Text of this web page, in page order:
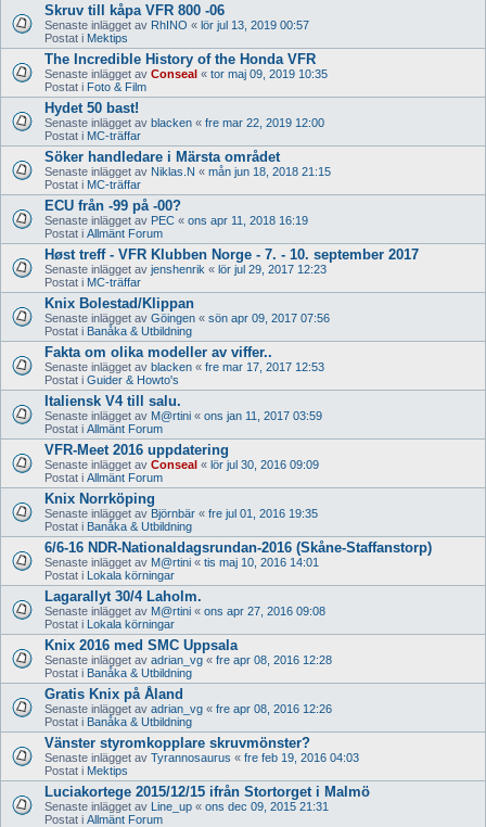
Skruv till kåpa VFR 800 -06
Senaste inlägget av RhINO « lör jul 13, 2019 00:57
Postat i Mektips
The Incredible History of the Honda VFR
Senaste inlägget av Conseal « tor maj 09, 2019 10:35
Postat i Foto & Film
Hydet 50 bast!
Senaste inlägget av blacken « fre mar 22, 2019 12:00
Postat i MC-träffar
Söker handledare i Märsta området
Senaste inlägget av Niklas.N « mån jun 18, 2018 21:15
Postat i MC-träffar
ECU från -99 på -00?
Senaste inlägget av PEC « ons apr 11, 2018 16:19
Postat i Allmänt Forum
Høst treff - VFR Klubben Norge - 7. - 10. september 2017
Senaste inlägget av jenshenrik « lör jul 29, 2017 12:23
Postat i MC-träffar
Knix Bolestad/Klippan
Senaste inlägget av Göingen « sön apr 09, 2017 07:56
Postat i Banåka & Utbildning
Fakta om olika modeller av viffer..
Senaste inlägget av blacken « fre mar 17, 2017 12:53
Postat i Guider & Howto's
Italiensk V4 till salu.
Senaste inlägget av M@rtini « ons jan 11, 2017 03:59
Postat i Allmänt Forum
VFR-Meet 2016 uppdatering
Senaste inlägget av Conseal « lör jul 30, 2016 09:09
Postat i Allmänt Forum
Knix Norrköping
Senaste inlägget av Björnbär « fre jul 01, 2016 19:35
Postat i Banåka & Utbildning
6/6-16 NDR-Nationaldagsrundan-2016 (Skåne-Staffanstorp)
Senaste inlägget av M@rtini « tis maj 10, 2016 14:01
Postat i Lokala körningar
Lagarallyt 30/4 Laholm.
Senaste inlägget av M@rtini « ons apr 27, 2016 09:08
Postat i Lokala körningar
Knix 2016 med SMC Uppsala
Senaste inlägget av adrian_vg « fre apr 08, 2016 12:28
Postat i Banåka & Utbildning
Gratis Knix på Åland
Senaste inlägget av adrian_vg « fre apr 08, 2016 12:26
Postat i Banåka & Utbildning
Vänster styromkopplare skruvmönster?
Senaste inlägget av Tyrannosaurus « fre feb 19, 2016 04:03
Postat i Mektips
Luciakortege 2015/12/15 ifrån Stortorget i Malmö
Senaste inlägget av Line_up « ons dec 09, 2015 21:31
Postat i Allmänt Forum